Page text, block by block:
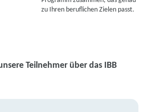
zu Ihren beruflichen Zielen passt.
Teilnehmer über das IBB